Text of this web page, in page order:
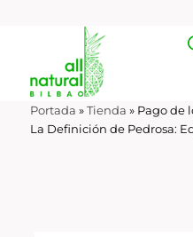
Portada »Tienda » Pago de
La Definición de Pedrosa: